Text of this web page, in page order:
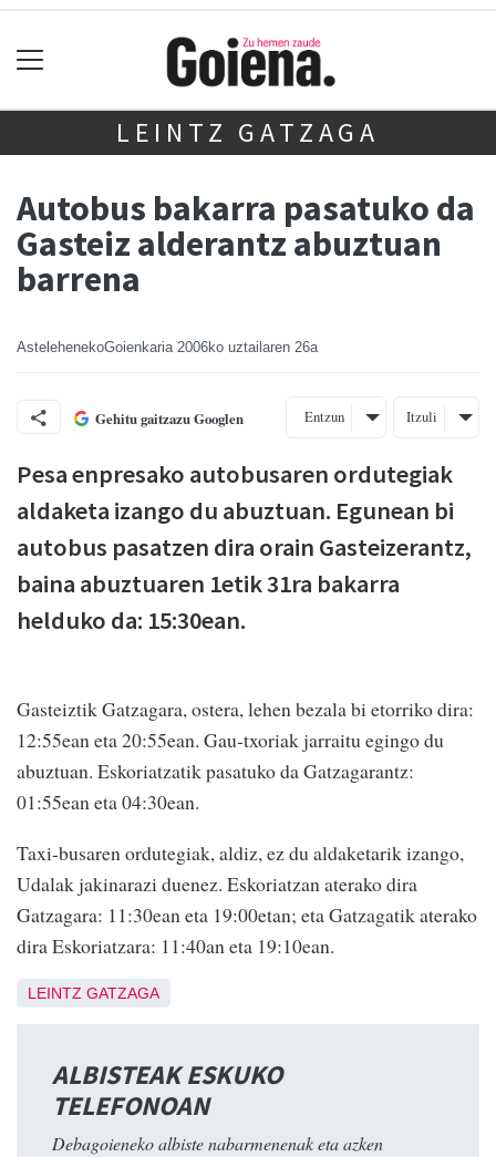
LEINTZ GATZAGA
Autobus bakarra pasatuko da
Gasteiz alderantz abuztuan
barrena
AstelehenekoGoienkaria 2006ko uztailaren 26a
Gehitu gaitzazu Googlen Entzun Itzuli
Pesa enpresako autobusaren ordutegiak
aldaketa izango du abuztuan. Egunean bi
autobus pasatzen dira orain Gasteizerantz,
baina abuztuaren 1etik 31ra bakarra
helduko da: 15:30ean.
Gasteiztik Gatzagara, ostera, lehen bezala bi etorriko dira:
12:55ean eta 20:55ean. Gau-txoriak jarraitu egingo du
abuztuan. Eskoriatzatik pasatuko da Gatzagarantz:
01:55ean eta 04:30ean.
Taxi-busaren ordutegiak, aldiz, ez du aldaketarik izango,
Udalak jakinarazi duenez. Eskoriatzan aterako dira
Gatzagara: 11:30ean eta 19:00etan; eta Gatzagatik aterako
dira Eskoriatzara: 11:40an eta 19:10ean.
LEINTZ GATZAGA
ALBISTEAK ESKUKO
TELEFONOAN
Debagoieneko albiste nabarmenenak eta azken